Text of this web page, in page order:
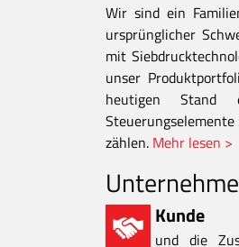
Wir sind ein
ursprünglicher
mit
unser
heutigen Stand
zählen. Mehr lesen >
Kunde
und die